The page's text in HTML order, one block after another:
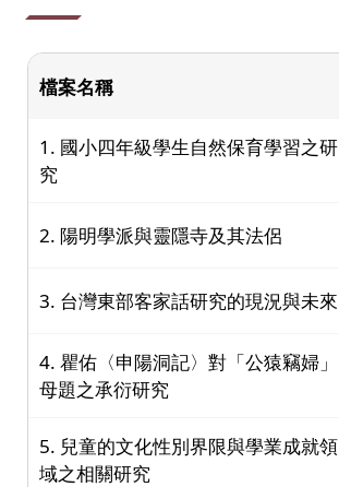
檔案名稱
1. 國小四年級學生自然保育學習之研
究
2. 陽明學派與靈隱寺及其法侶
3. 台灣東部客家話研究的現況與未來
4. 瞿佑〈申陽洞記〉對「公猿竊婦」
母題之承衍研究
5. 兒童的文化性別界限與學業成就領
域之相關研究